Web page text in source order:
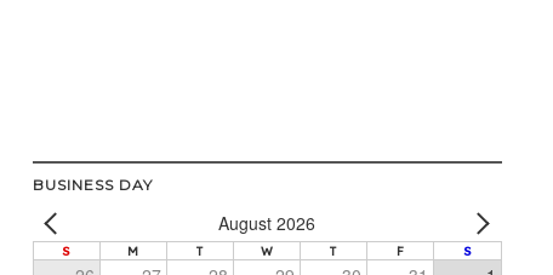
BUSINESS DAY
August 2026
S M T W T F S